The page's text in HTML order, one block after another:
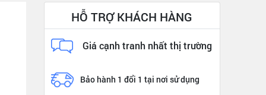
HỖ TRỢ KHÁCH HÀNG
Giá cạnh tranh nhất thị trường
Bảo hành 1 đổi 1 tại nơi sử dụng